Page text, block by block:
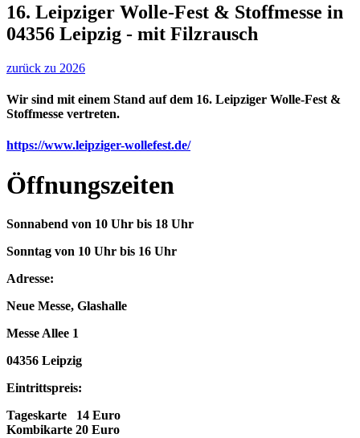
16. Leipziger Wolle-Fest & Stoffmesse in
04356 Leipzig - mit Filzrausch
zurück zu 2026
Wir sind mit einem Stand auf dem 16. Leipziger Wolle-Fest &
Stoffmesse vertreten.
https://www.leipziger-wollefest.de/
Öffnungszeiten
Sonnabend von 10 Uhr bis 18 Uhr
Sonntag von 10 Uhr bis 16 Uhr
Adresse:
Neue Messe, Glashalle
Messe Allee 1
04356 Leipzig
Eintrittspreis:
Tageskarte 14 Euro
Kombikarte 20 Euro